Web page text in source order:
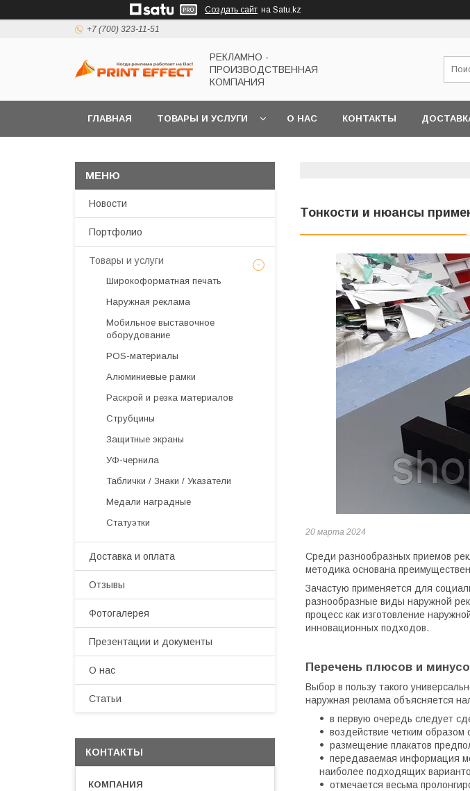
Создать сайт на Satu.kz
+7 (700) 323-11-51
РЕКЛАМНО -
ПРОИЗВОДСТВЕННАЯ
КОМПАНИЯ
ГЛАВНАЯ ТОВАРЫ И УСЛУГИ О НАС КОНТАКТЫ
Тонкости и нюансы
20 марта 2024
Среди разнообразных приемов
методика основана
Зачастую применяется для
разнообразные виды наружной
процесс как изготовление
инновационных подходов.
Перечень плюсов и
Выбор в пользу такого
наружная реклама объясняется
в первую очередь следует
воздействие четким образом
размещение плакатов
передаваемая информация
наиболее подходящих
отмечается весьма
Новости
Портфолио
Товары и услуги
Широкоформатная печать
Наружная реклама
Мобильное выставочное
оборудование
РOS-материалы
Алюминиевые рамки
Раскрой и резка материалов
Струбцины
Защитные экраны
УФ-чернила
Таблички / Знаки / Указатели
Медали наградные
Статуэтки
Доставка и оплата
Отзывы
Фотогалерея
Презентации и документы
О нас
Статьи
КОНТАКТЫ